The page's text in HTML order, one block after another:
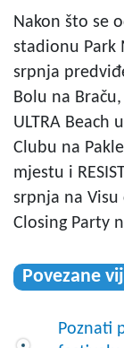
Nakon što se
stadionu Park
srpnja
Bolu na
ULTRA Beach
Clubu na
mjestu i
srpnja na Visu
Closing Party
Povezane
Poznati